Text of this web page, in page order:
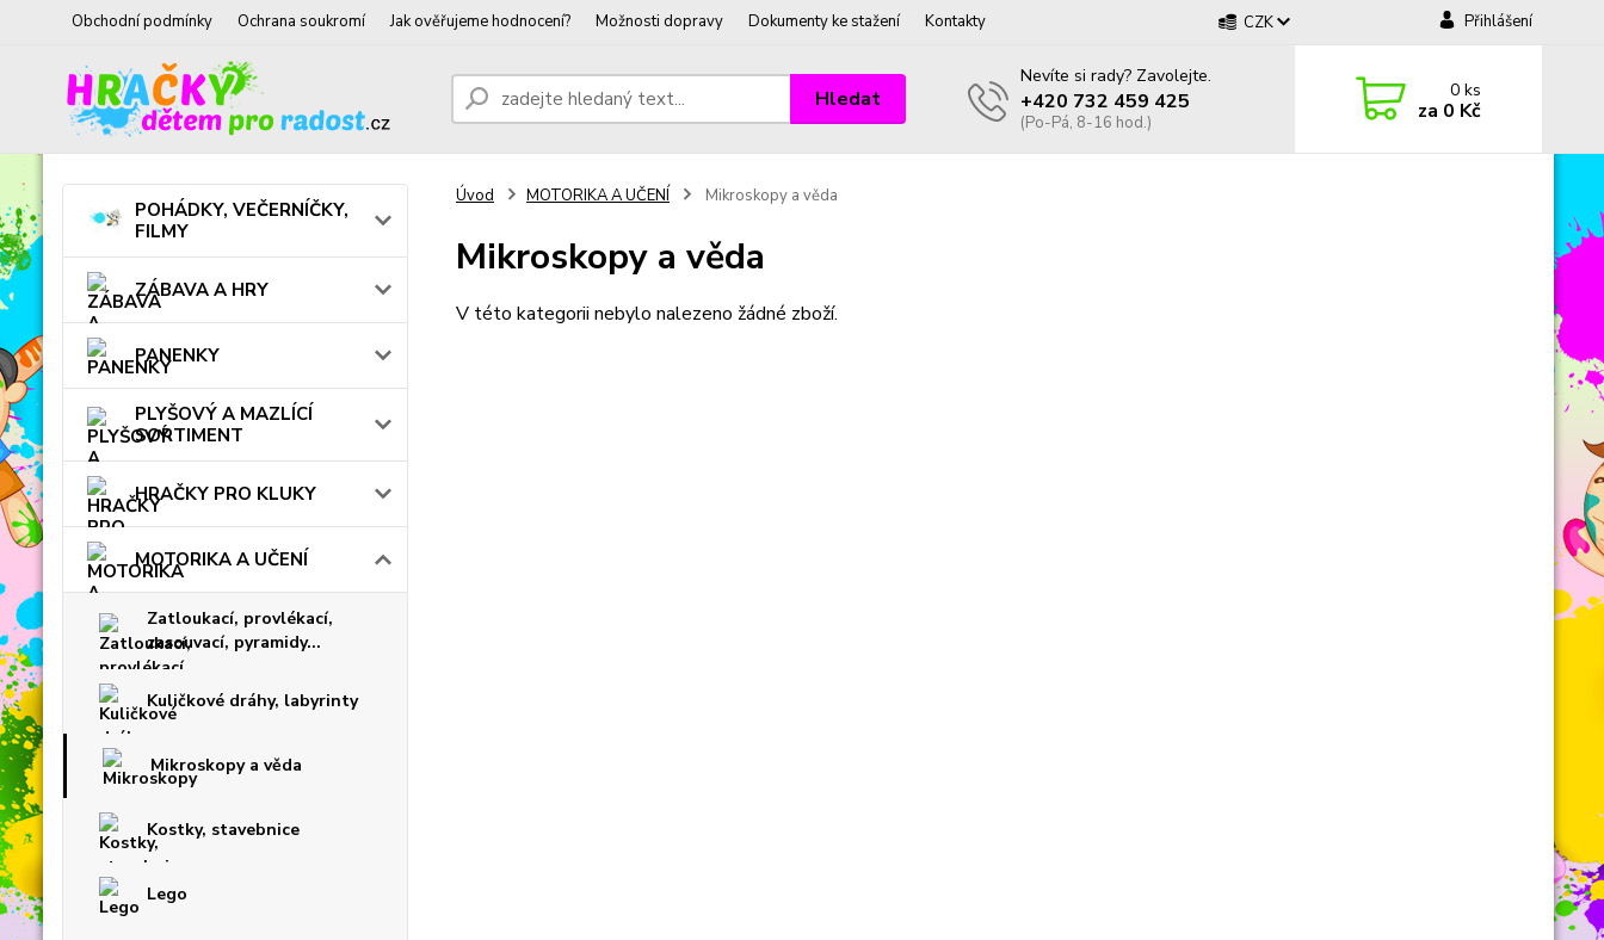
Obchodní podmínky Ochrana soukromí Jak ověřujeme hodnocení? Možnosti dopravy Dokumenty ke stažení Kontakty CZK Přihlášení
Hledat
Nevíte si rady? Zavolejte.
+420 732 459 425
(Po-Pá, 8-16 hod.)
0ks
za 0 Kč
POHÁDKY, VEČERNÍČKY,
FILMY
ZÁBAVA A HRY
PANENKY
PLYŠOVÝ A MAZLÍCÍ
SORTIMENT
HRAČKY PRO KLUKY
MOTORIKA A UČENÍ
Zatloukací, provlékací,
zasouvací, pyramidy...
Kuličkové dráhy, labyrinty
Mikroskopy a věda
Kostky, stavebnice
Lego
Úvod MOTORIKA A UČENÍ Mikroskopy a věda
Mikroskopy a věda
V této kategorii nebylo nalezeno žádné zboží.